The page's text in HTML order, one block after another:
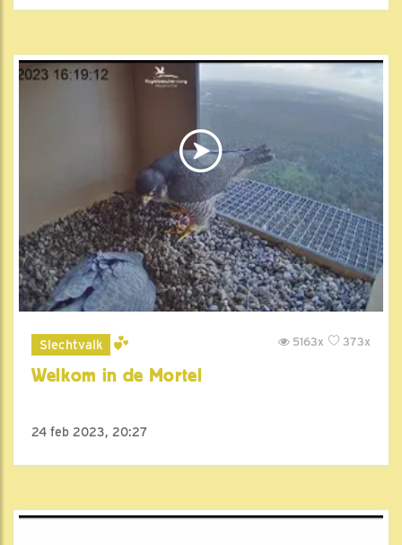
Slechtvalk 373x
5163x
Welkom in de Mortel
24 feb 2023, 20:27